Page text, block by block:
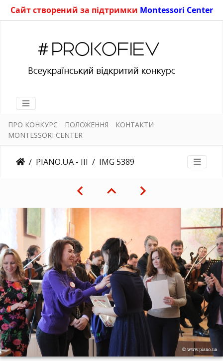
Сайт створений за підтримки Montessori Center
ПРО КОНКУРС ПОЛОЖЕННЯ
КОНТАКТИ
MONTESSORI CENTER
PIANO.UA - III IMG 5389